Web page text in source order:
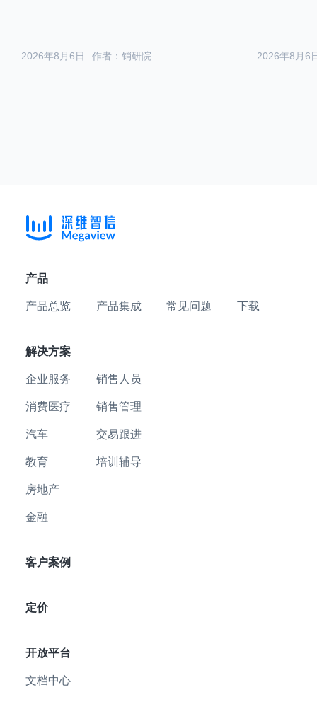
作者：销研院
2026年8月6日 2026年8月6
产品
产品总览 产品集成 常见问题 下载
解决方案
企业服务
消费医疗
汽车
教育
房地产
金融
销售人员
销售管理
交易跟进
培训辅导
客户案例
定价
开放平台
文档中心